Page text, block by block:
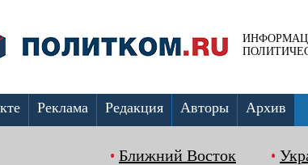
Реклама Редакция Авторы Архив
Ближний Восток